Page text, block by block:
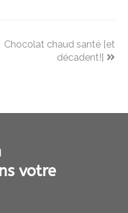
next
Chocolat chaud santé [et
décadent!]
votre